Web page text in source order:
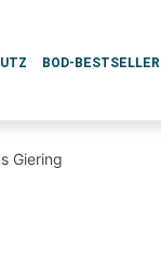
BOD-BESTSELLER
Giering